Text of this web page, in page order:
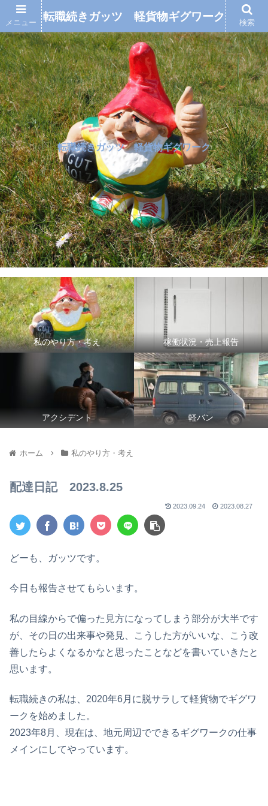
転職続きガッツ 軽貨物ギグワーク
私のやり方・考え 稼働状況・売上報告
アクシデント 軽バン
ホーム 私のやり方・考え
配達日記 2023.8.25
2023.09.24 2023.08.27
どーも、ガッツです。
今日も報告させてもらいます。
私の目線からで偏った見方になってしまう部分が大半です
が、その日の出来事や発見、こうした方がいいな、こう改
善したらよくなるかなと思ったことなどを書いていきたと
思います。
転職続きの私は、2020年6月に脱サラして軽貨物でギグワ
ークを始めました。
2023年8月、現在は、地元周辺でできるギグワークの仕事
メインにしてやっています。
メニュー 転職続きガッツ 軽貨物ギグワーク 検索